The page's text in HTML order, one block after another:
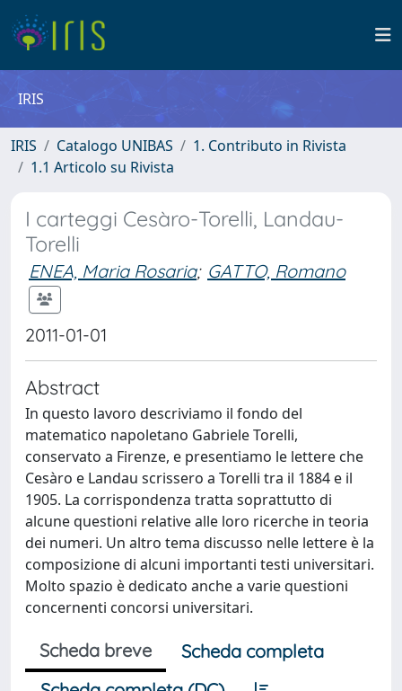
IRIS
IRIS Catalogo UNIBAS
1. Contributo in Rivista
1.1 Articolo su Rivista
I carteggi Cesàro-Torelli, Landau-
Torelli
ENEA, Maria Rosaria; GATTO, Romano
2011-01-01
Abstract
In questo lavoro descriviamo il fondo del
matematico napoletano Gabriele Torelli,
conservato a Firenze, e presentiamo le lettere che
Cesàro e Landau scrissero a Torelli tra il 1884 e il
1905. La corrispondenza tratta soprattutto di
alcune questioni relative alle loro ricerche in teoria
dei numeri. Un altro tema discusso nelle lettere è la
composizione di alcuni importanti testi universitari.
Molto spazio è dedicato anche a varie questioni
concernenti concorsi universitari.
Scheda breve
Scheda completa